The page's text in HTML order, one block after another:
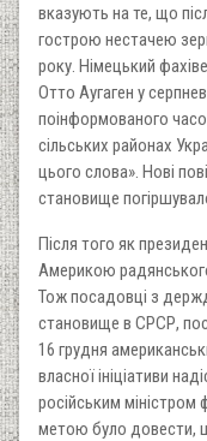
вказують на те, що
гострою нестачею
року. Німецький
Отто Аугаген у
поінформованого
сільських районах
цього слова». Нові
становище
Після того як
Америкою
Тож посадовці з
становище в СРСР,
16 грудня
власної ініціативи
російським міністром
метою було довести,